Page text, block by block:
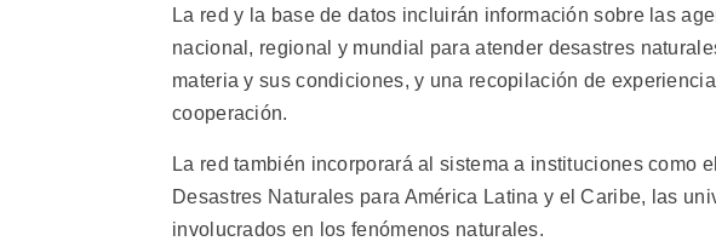
La red y la base de datos incluirán información sobre las
nacional, regional y mundial para atender desastres
materia y sus condiciones, y una recopilación de
cooperación.
La red también incorporará al sistema a instituciones como
Desastres Naturales para América Latina y el Caribe, las
involucrados en los fenómenos naturales.